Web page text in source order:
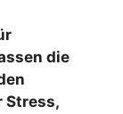
die
Stress,